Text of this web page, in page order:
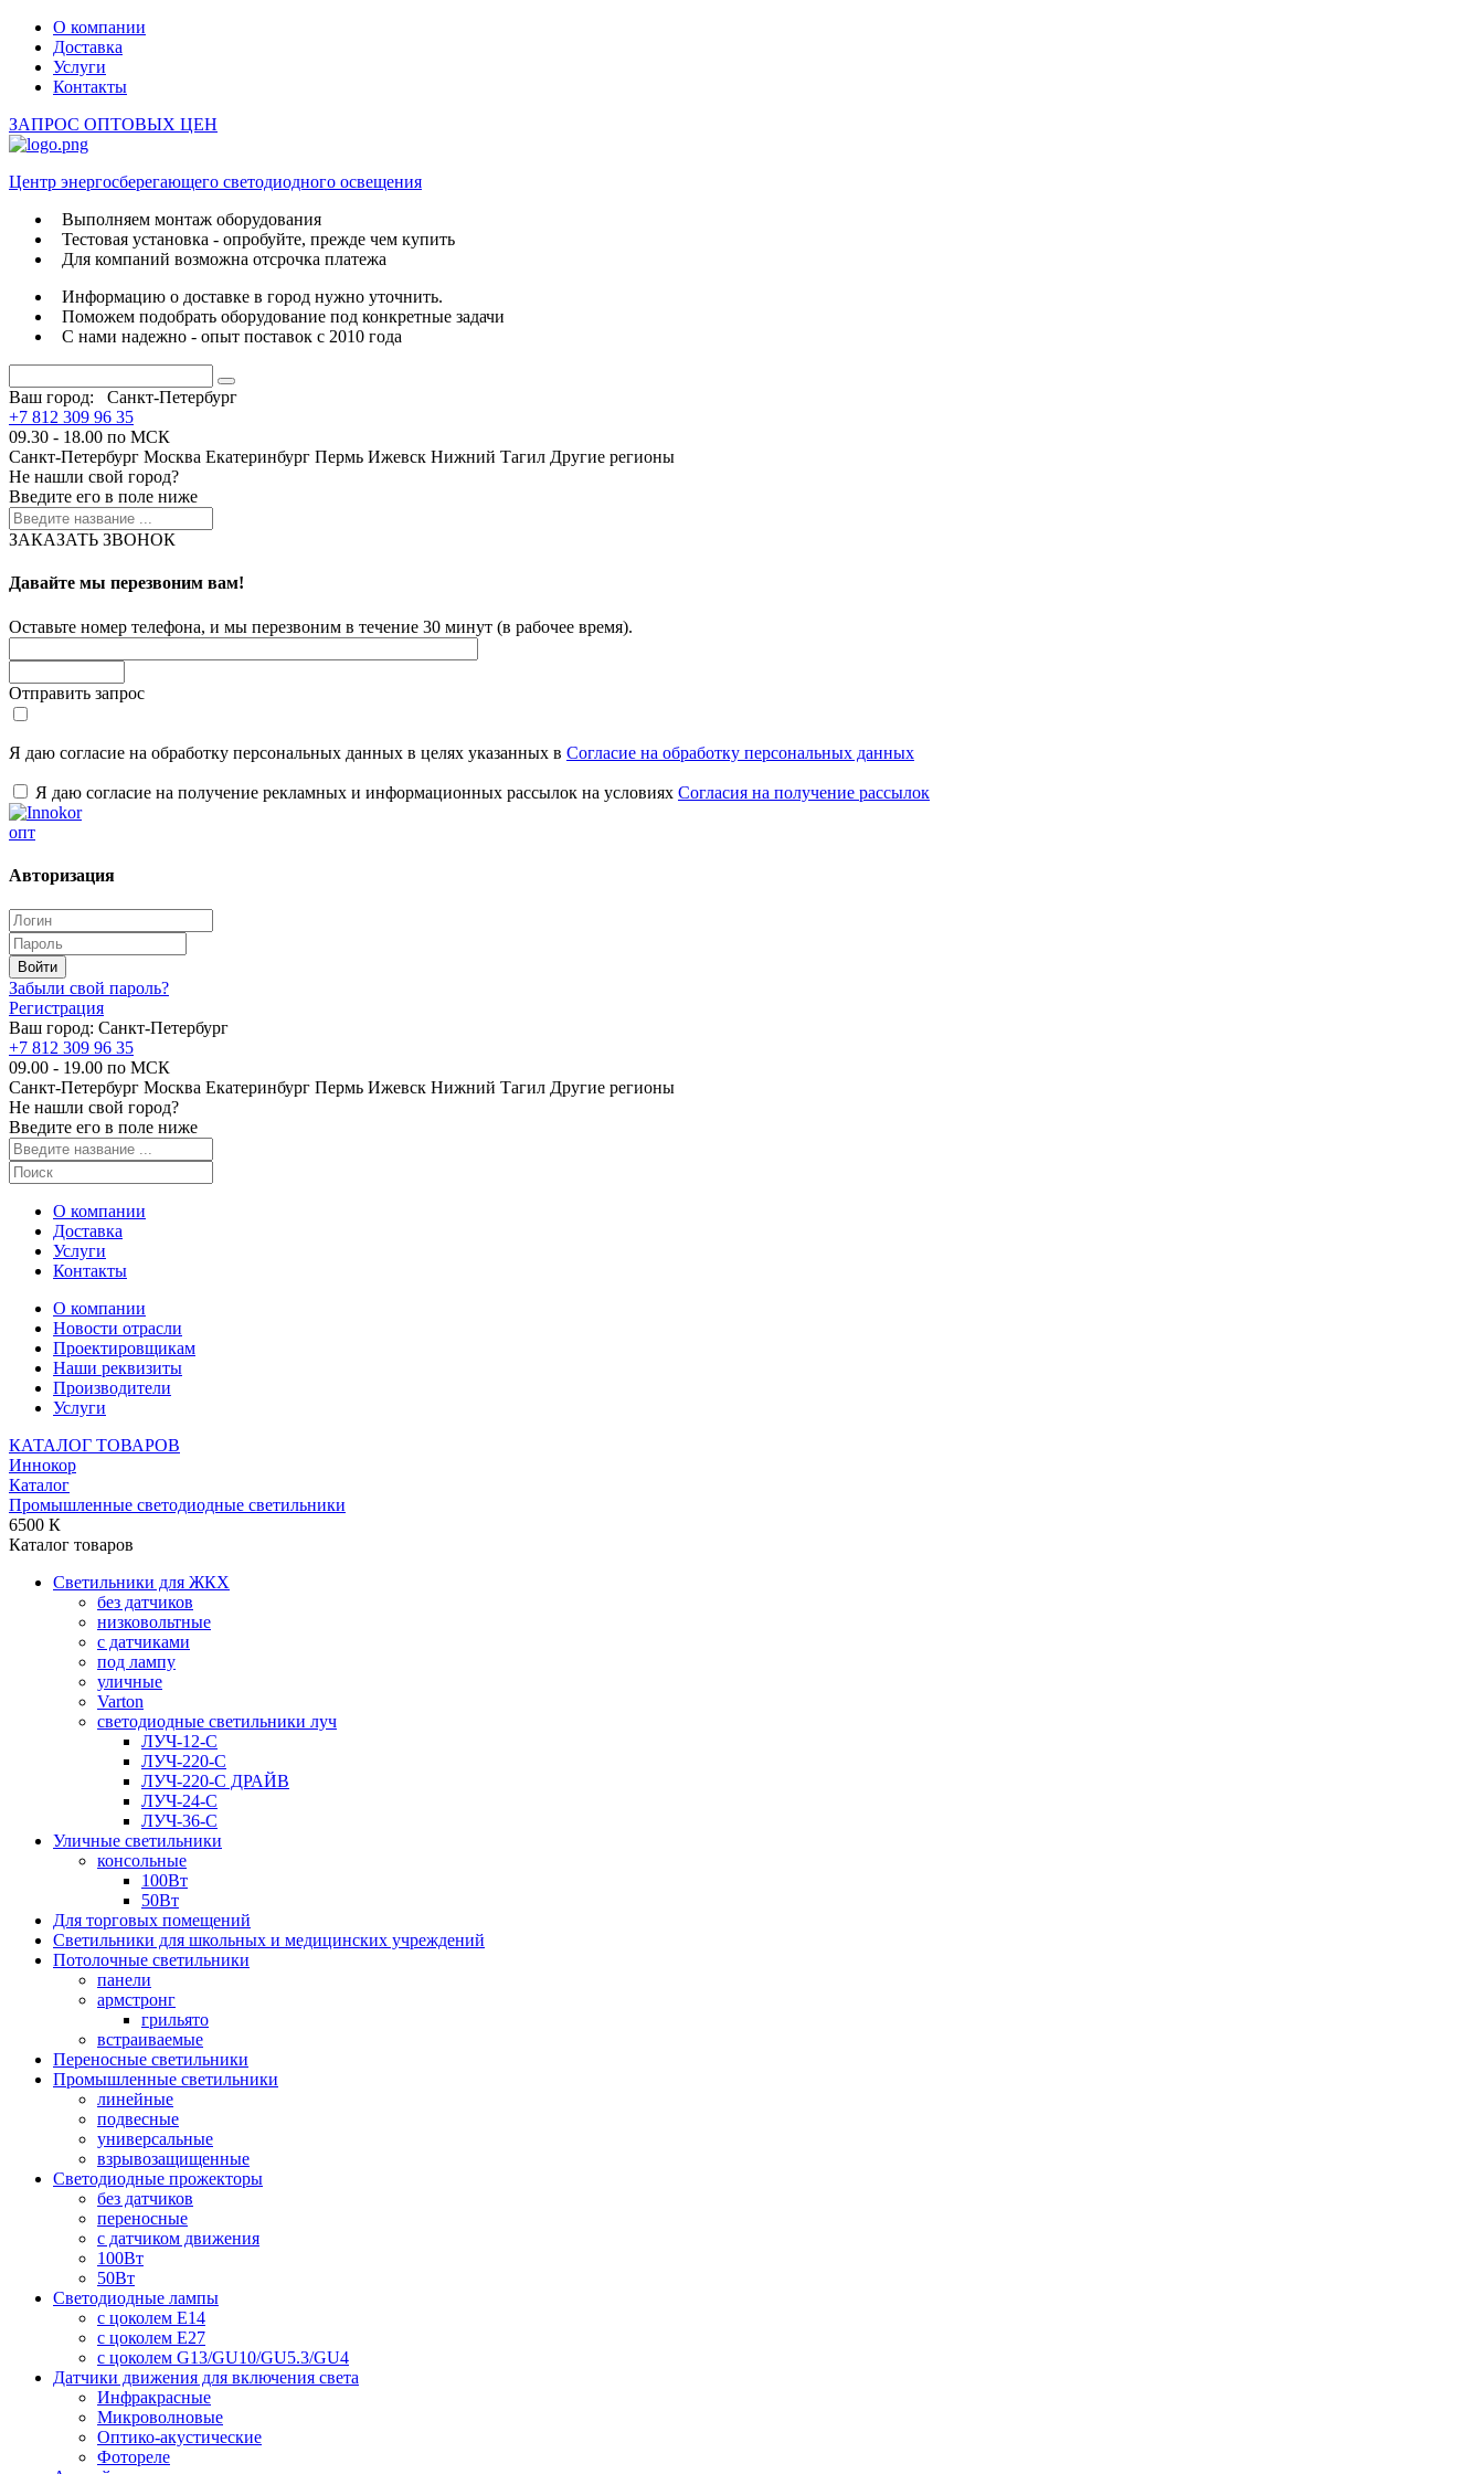
О компании
Доставка
Услуги
Контакты
ЗАПРОС ОПТОВЫХ ЦЕН
Центр энергосберегающего светодиодного освещения
Выполняем монтаж оборудования
Тестовая установка - опробуйте, прежде чем купить
Для компаний возможна отсрочка платежа
Информацию о доставке в город нужно уточнить.
Поможем подобрать оборудование под конкретные задачи
С нами надежно - опыт поставок с 2010 года
Ваш город:
Санкт-Петербург
+7 812 309 96 35
09.30 - 18.00 по МСК
Санкт-Петербург Москва Екатеринбург Пермь Ижевск Нижний Тагил Другие регионы
Не нашли свой город?
Введите его в поле ниже
ЗАКАЗАТЬ ЗВОНОК
Давайте мы перезвоним вам!
Оставьте номер телефона, и мы перезвоним в течение 30 минут (в рабочее время).
Отправить запрос
Я даю согласие на обработку персональных данных в целях указанных в Согласие на обработку персональных данных
Я даю согласие на получение рекламных и информационных рассылок на условиях Согласия на получение рассылок
опт
Авторизация
Забыли свой пароль?
Регистрация
Ваш город: Санкт-Петербург
+7 812 309 96 35
09.00 - 19.00 по МСК
Санкт-Петербург Москва Екатеринбург Пермь Ижевск Нижний Тагил Другие регионы
Не нашли свой город?
Введите его в поле ниже
О компании
Доставка
Услуги
Контакты
О компании
Новости отрасли
Проектировщикам
Наши реквизиты
Производители
Услуги
КАТАЛОГ ТОВАРОВ
Иннокор
Каталог
Промышленные светодиодные светильники
6500 К
Каталог товаров
Светильники для ЖКХ
без датчиков
низковольтные
с датчиками
под лампу
уличные
Varton
светодиодные светильники луч
ЛУЧ-12-С
ЛУЧ-220-С
ЛУЧ-220-С ДРАЙВ
ЛУЧ-24-С
ЛУЧ-36-С
Уличные светильники
консольные
100Вт
50Вт
Для торговых помещений
Светильники для школьных и медицинских учреждений
Потолочные светильники
панели
армстронг
грильято
встраиваемые
Переносные светильники
Промышленные светильники
линейные
подвесные
универсальные
взрывозащищенные
Светодиодные прожекторы
без датчиков
переносные
с датчиком движения
100Вт
50Вт
Светодиодные лампы
с цоколем E14
с цоколем E27
с цоколем G13/GU10/GU5.3/GU4
Датчики движения для включения света
Инфракрасные
Микроволновые
Оптико-акустические
Фотореле